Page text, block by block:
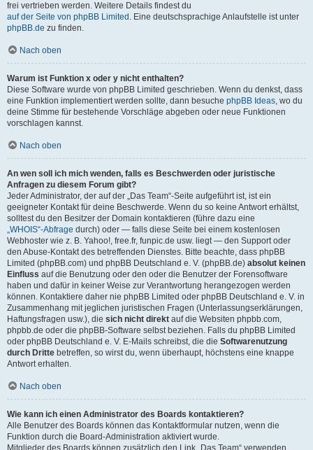
frei vertrieben werden. Weitere Details findest du
auf der Seite von phpBB Limited . Eine deutschsprachige Anlaufstelle ist unter
phpBB.de zu finden.
Nach oben
Warum ist Funktion x oder y nicht enthalten?
Diese Software wurde von phpBB Limited geschrieben. Wenn du denkst, dass
eine Funktion implementiert werden sollte, dann besuche phpBB Ideas, wo du
deine Stimme für bestehende Vorschläge abgeben oder neue Funktionen
vorschlagen kannst.
Nach oben
An wen soll ich mich wenden, falls es Beschwerden oder juristische
Anfragen zu diesem Forum gibt?
Jeder Administrator, der auf der „Das Team“-Seite aufgeführt ist, ist ein
geeigneter Kontakt für deine Beschwerde. Wenn du so keine Antwort erhältst,
solltest du den Besitzer der Domain kontaktieren (führe dazu eine
„WHOIS“-Abfrage durch) oder — falls diese Seite bei einem kostenlosen
Webhoster wie z. B. Yahoo!, free.fr, funpic.de usw. liegt — den Support oder
den Abuse-Kontakt des betreffenden Dienstes. Bitte beachte, dass phpBB
Limited (phpBB.com) und phpBB Deutschland e. V. (phpBB.de) absolut keinen
Einfluss auf die Benutzung oder den oder die Benutzer der Forensoftware
haben und dafür in keiner Weise zur Verantwortung herangezogen werden
können. Kontaktiere daher nie phpBB Limited oder phpBB Deutschland e. V. in
Zusammenhang mit jeglichen juristischen Fragen (Unterlassungserklärungen,
Haftungsfragen usw.), die sich nicht direkt auf die Websiten phpbb.com,
phpbb.de oder die phpBB-Software selbst beziehen. Falls du phpBB Limited
oder phpBB Deutschland e. V. E-Mails schreibst, die die Softwarenutzung
durch Dritte betreffen, so wirst du, wenn überhaupt, höchstens eine knappe
Antwort erhalten.
Nach oben
Wie kann ich einen Administrator des Boards kontaktieren?
Alle Benutzer des Boards können das Kontaktformular nutzen, wenn die
Funktion durch die Board-Administration aktiviert wurde.
Mitglieder des Boards können zusätzlich den Link „Das Team“ verwenden.